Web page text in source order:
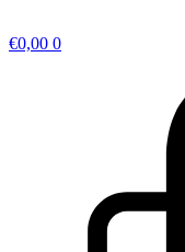
€0,00 0